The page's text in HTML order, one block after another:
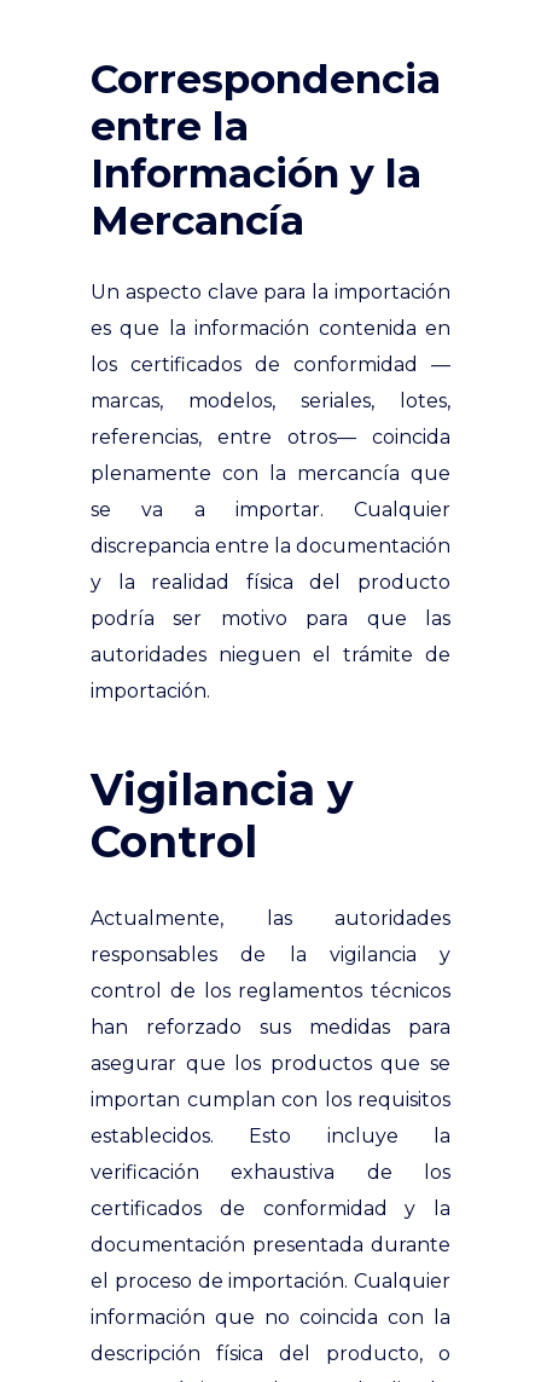
Correspondencia
entre la
Información y la
Mercancía
Un aspecto clave para la importación
es que la información contenida en
los certificados de conformidad —
marcas, modelos, seriales, lotes,
referencias, entre otros— coincida
plenamente con la mercancía que
se va a importar. Cualquier
discrepancia entre la documentación
y la realidad física del producto
podría ser motivo para que las
autoridades nieguen el trámite de
importación.
Vigilancia y
Control
Actualmente, las autoridades
responsables de la vigilancia y
control de los reglamentos técnicos
han reforzado sus medidas para
asegurar que los productos que se
importan cumplan con los requisitos
establecidos. Esto incluye la
verificación exhaustiva de los
certificados de conformidad y la
documentación presentada durante
el proceso de importación. Cualquier
información que no coincida con la
descripción física del producto, o